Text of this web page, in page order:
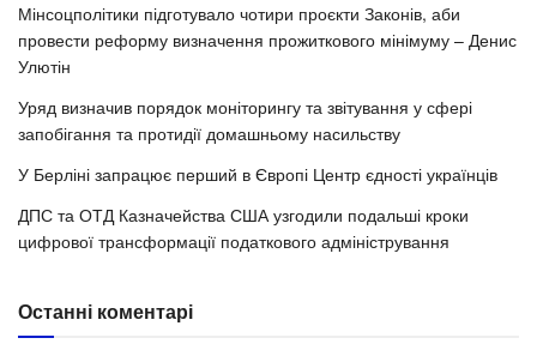
Мінсоцполітики підготувало чотири проєкти Законів, аби
провести реформу визначення прожиткового мінімуму – Денис
Улютін
Уряд визначив порядок моніторингу та звітування у сфері
запобігання та протидії домашньому насильству
У Берліні запрацює перший в Європі Центр єдності українців
ДПС та ОТД Казначейства США узгодили подальші кроки
цифрової трансформації податкового адміністрування
Останні коментарі